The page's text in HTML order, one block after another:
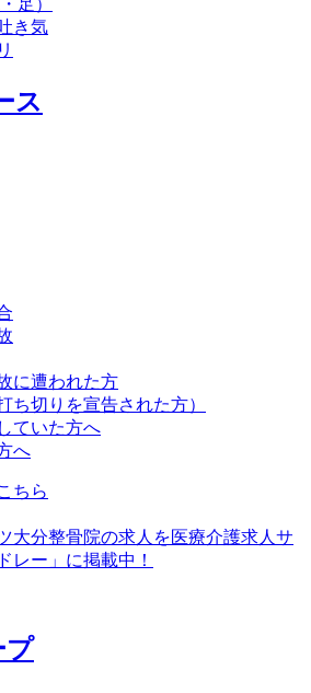
足）
き気
ス
に遭われた方
ち切りを宣告された方）
ていた方へ
へ